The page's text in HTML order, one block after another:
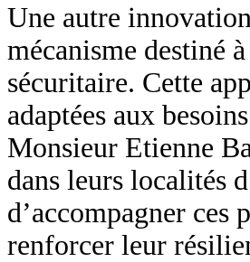
Une autre
mécanisme destiné
sécuritaire. Cette
adaptées aux
Monsieur Etienne
dans leurs localités
d’accompagner
renforcer leur